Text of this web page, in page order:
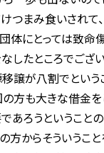
つまみ食いされ
にとっては致命
したところでござい
譲が八割でという
の方も大きな借金
ろうということ
方からそういう